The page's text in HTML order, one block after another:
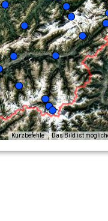
Kurzbefehle Das Bild ist